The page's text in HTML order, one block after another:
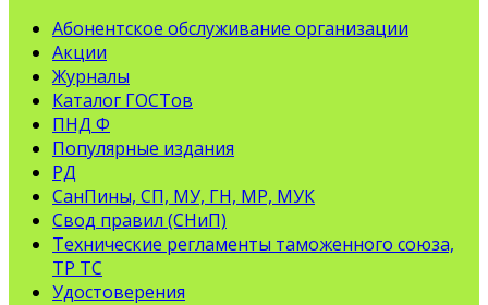
Абонентское обслуживание организации
Акции
Журналы
Каталог ГОСТов
ПНД Ф
Популярные издания
РД
СанПины, СП, МУ, ГН, МР, МУК
Свод правил (СНиП)
Технические регламенты таможенного союза,
ТР ТС
Удостоверения